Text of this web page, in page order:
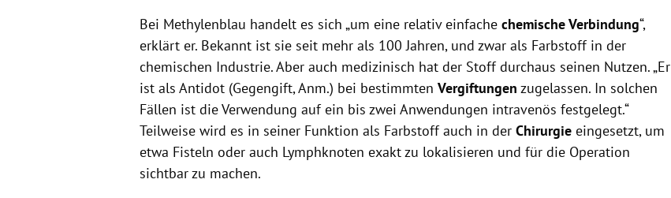
Bei Methylenblau handelt es sich „um eine relativ einfachechemische Verbindung“,
erklärt er. Bekannt ist sie seit mehr als 100 Jahren, und zwar als Farbstoff in der
chemischen Industrie. Aber auch medizinisch hat der Stoff durchaus seinen Nutzen. „Er
ist als Antidot (Gegengift, Anm.) bei bestimmten Vergiftungen zugelassen. In solchen
Fällen ist die Verwendung auf ein bis zwei Anwendungen intravenös festgelegt.“
Teilweise wird es in seiner Funktion als Farbstoff auch in der Chirurgie eingesetzt, um
etwa Fisteln oder auch Lymphknoten exakt zu lokalisieren und für die Operation
sichtbar zu machen.